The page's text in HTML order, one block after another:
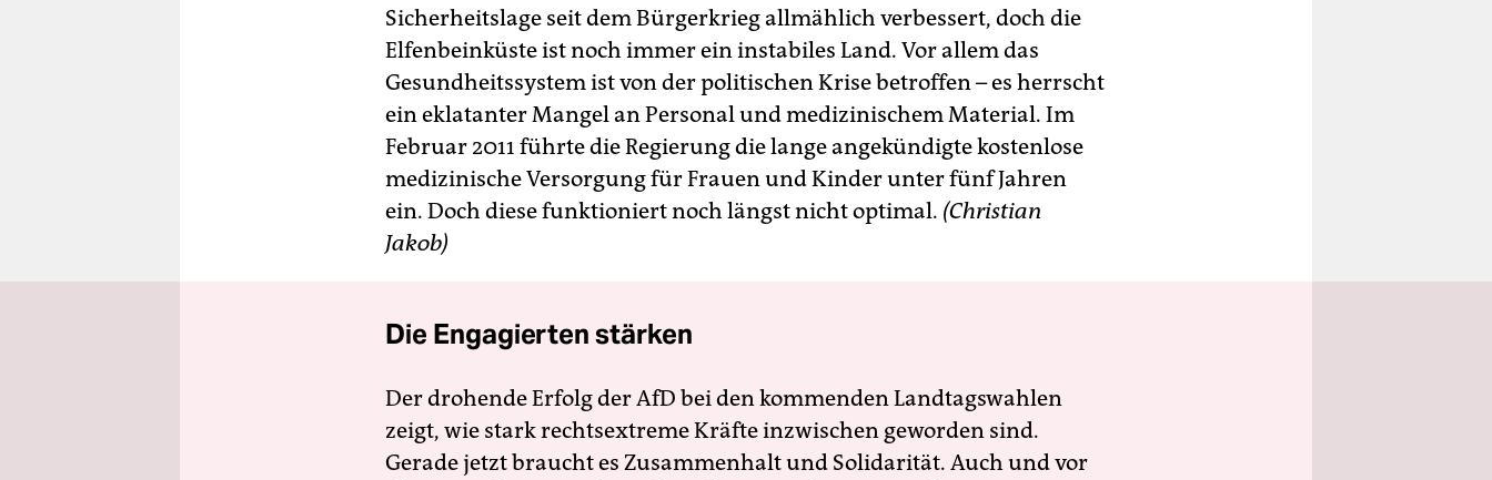
Sicherheitslage seit dem Bürgerkrieg allmählich verbessert, doch die
Elfenbeinküste ist noch immer ein instabiles Land. Vor allem das
Gesundheitssystem ist von der politischen Krise betroffen – es herrscht
ein eklatanter Mangel an Personal und medizinischem Material. Im
Februar 2011 führte die Regierung die lange angekündigte kostenlose
medizinische Versorgung für Frauen und Kinder unter fünf Jahren
ein. Doch diese funktioniert noch längst nicht optimal. (Christian
Jakob)
Die Engagierten stärken
Der drohende Erfolg der AfD bei den kommenden Landtagswahlen
zeigt, wie stark rechtsextreme Kräfte inzwischen geworden sind.
Gerade jetzt braucht es Zusammenhalt und Solidarität. Auch und vor